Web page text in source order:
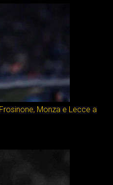
Monza e Lecce a